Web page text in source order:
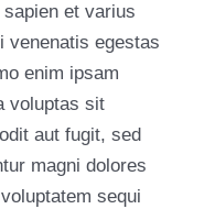
et varius
venenatis egestas
enim ipsam
voluptas sit
aut fugit, sed
magni dolores
sequi